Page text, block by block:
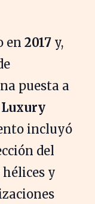
en 2017 y,
puesta a
Luxury
incluyó
del
y